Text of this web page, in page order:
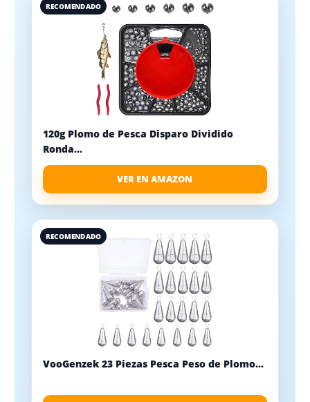
RECOMENDADO
120g Plomo de Pesca Disparo Dividido
Ronda...
VER EN AMAZON
RECOMENDADO
VooGenzek 23 Piezas Pesca Peso de Plomo...